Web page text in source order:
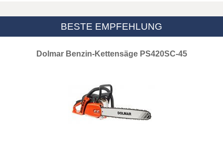
BESTE EMPFEHLUNG
Dolmar Benzin-Kettensäge PS420SC-45